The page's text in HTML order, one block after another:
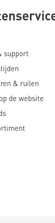
support
& ruilen
de website